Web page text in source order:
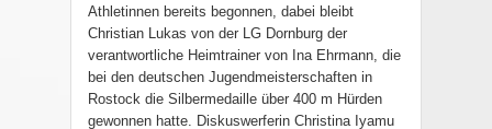
Athletinnen bereits begonnen, dabei bleibt
Christian Lukas von der LG Dornburg der
verantwortliche Heimtrainer von Ina Ehrmann, die
bei den deutschen Jugendmeisterschaften in
Rostock die Silbermedaille über 400 m Hürden
gewonnen hatte. Diskuswerferin Christina Iyamu